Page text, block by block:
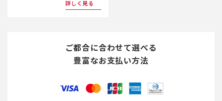
詳しく見る
ご都合に合わせて選べる
豊富なお支払い方法